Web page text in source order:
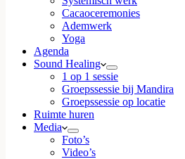
Cacaoceremonies
Ademwerk
Yoga
Agenda
Sound Healing
1 op 1 sessie
Groepssessie bij Mandira
Groepssessie op locatie
Ruimte huren
Media
Foto’s
Video’s